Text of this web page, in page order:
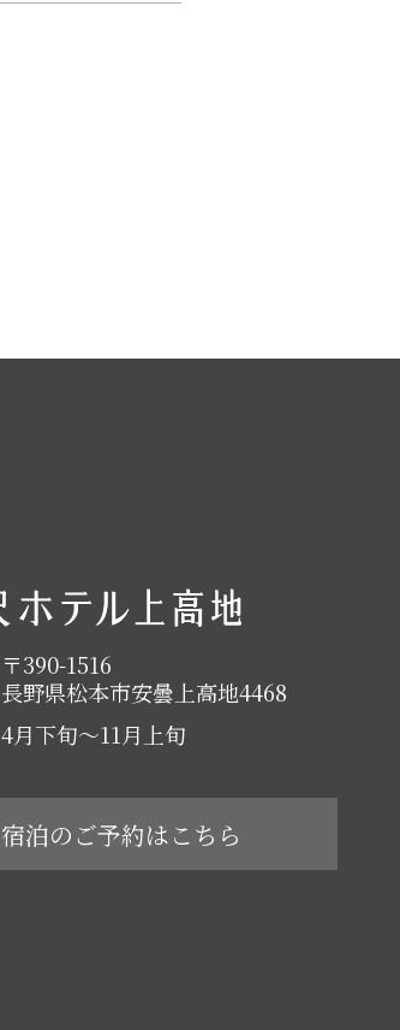
〒390-1516
長野県松本市安曇上高地4468
4月下旬～11月上旬
宿泊のご予約はこちら